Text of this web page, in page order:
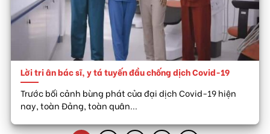
Lời tri ân bác sĩ, y tá tuyến đầu chống dịch Covid-19
Trước bối cảnh bùng phát của đại dịch Covid-19 hiện
nay, toàn Đảng, toàn quân...